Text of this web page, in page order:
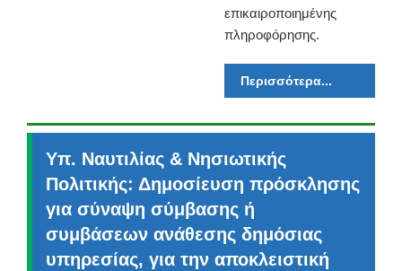
επικαιροποιημένης
πληροφόρησης.
Περισσότερα...
Υπ. Ναυτιλίας & Νησιωτικής
Πολιτικής: Δημοσίευση πρόσκλησης
για σύναψη σύμβασης ή
συμβάσεων ανάθεσης δημόσιας
υπηρεσίας, για την αποκλειστική